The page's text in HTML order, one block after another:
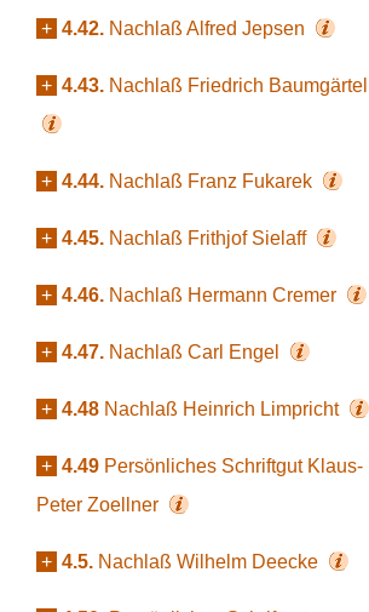
+ 4.42. Nachlaß Alfred Jepsen
+ 4.43. Nachlaß Friedrich Baumgärtel
+ 4.44. Nachlaß Franz Fukarek
+ 4.45. Nachlaß Frithjof Sielaff
+ 4.46. Nachlaß Hermann Cremer
+ 4.47. Nachlaß Carl Engel
+ 4.48 Nachlaß Heinrich Limpricht
+ 4.49 Persönliches Schriftgut Klaus-
Peter Zoellner
+ 4.5. Nachlaß Wilhelm Deecke